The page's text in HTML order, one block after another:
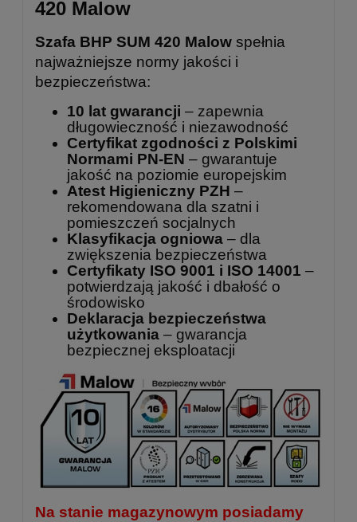
420 Malow
Szafa BHP SUM 420 Malow spełnia
najważniejsze normy jakości i
bezpieczeństwa:
10 lat gwarancji – zapewnia
długowieczność i niezawodność
Certyfikat zgodności z Polskimi
Normami PN-EN – gwarantuje
jakość na poziomie europejskim
Atest Higieniczny PZH –
rekomendowana dla szatni i
pomieszczeń socjalnych
Klasyfikacja ogniowa – dla
zwiększenia bezpieczeństwa
Certyfikaty ISO 9001 i ISO 14001 –
potwierdzają jakość i dbałość o
środowisko
Deklaracja bezpieczeństwa
użytkowania – gwarancja
bezpiecznej eksploatacji
Na stanie magazynowym posiadamy